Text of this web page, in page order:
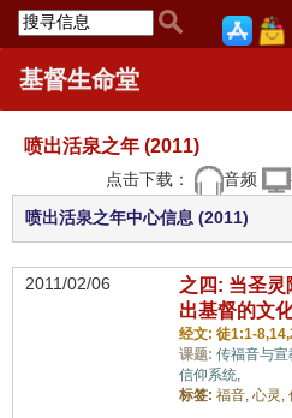
基督生命堂
喷出活泉之年 (2011)
点击下载： 音频
喷出活泉之年中心信息 (2011)
2011/02/06
之四: 当圣灵
出基督的文
经文: 徒1:1-
课题: 传福音与宣
信仰系统,
标签: 福音, 心灵,